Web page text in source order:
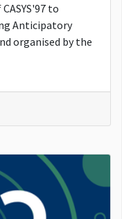
to
Anticipatory
organised by the